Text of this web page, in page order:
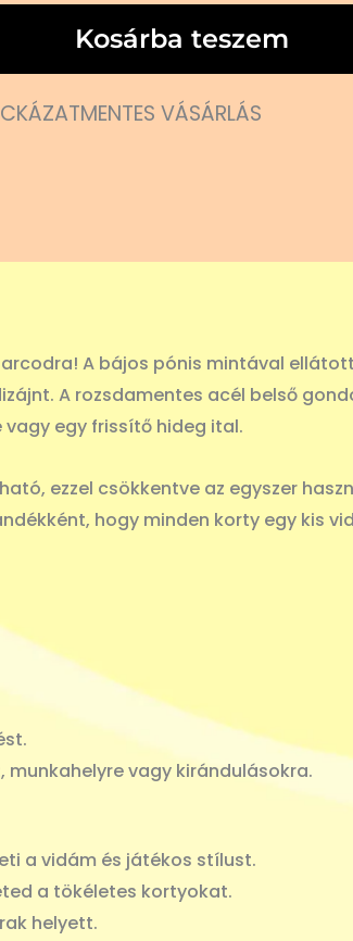
Kosárba teszem
VÁSÁRLÁS
A bájos pónis mintával
A rozsdamentes acél belső
egy frissítő hideg ital.
ezzel csökkentve az egyszer
hogy minden korty egy kis
vagy kirándulásokra.
a vidám és játékos stílust.
a tökéletes kortyokat.
helyett.